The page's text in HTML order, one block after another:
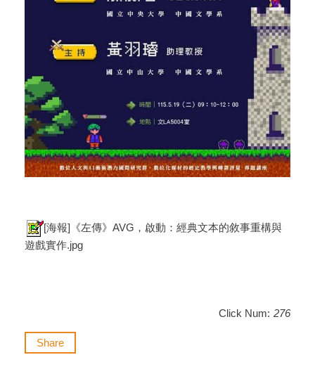
[海報]《左傳》AVG，啟動：經典文本的敘事重構與
遊戲實作.jpg
Click Num: 276
Share